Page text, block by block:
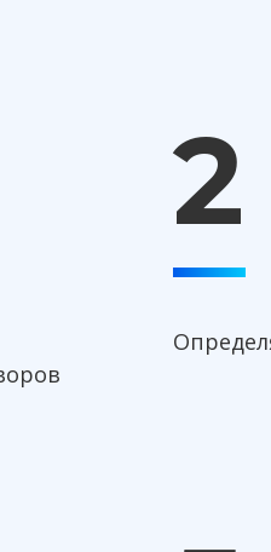
2